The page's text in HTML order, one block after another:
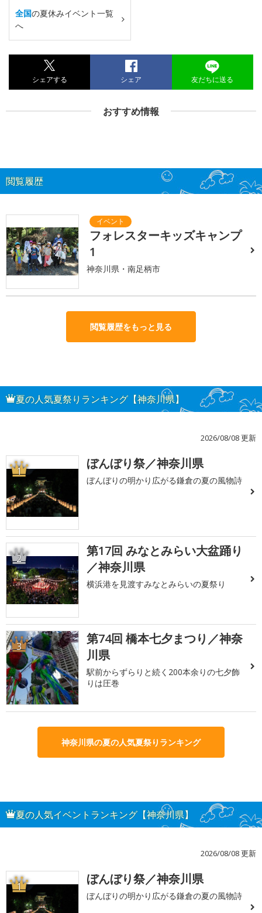
全国の夏休みイベント一覧
へ
シェアする シェア 友だちに送る
おすすめ情報
閲覧履歴
フォレスターキッズキャンプ
1
神奈川県・南足柄市
閲覧履歴をもっと見る
夏の人気夏祭りランキング【神奈川県】
2026/08/08 更新
1 ぼんぼり祭／神奈川県
ぼんぼりの明かり広がる鎌倉の夏の風物詩
2
第17回 みなとみらい大盆踊り
／神奈川県
横浜港を見渡すみなとみらいの夏祭り
3
第74回 橋本七夕まつり／神奈
川県
駅前からずらりと続く200本余りの七夕飾
りは圧巻
神奈川県の夏の人気夏祭りランキング
夏の人気イベントランキング【神奈川県】
2026/08/08 更新
1 ぼんぼり祭／神奈川県
ぼんぼりの明かり広がる鎌倉の夏の風物詩